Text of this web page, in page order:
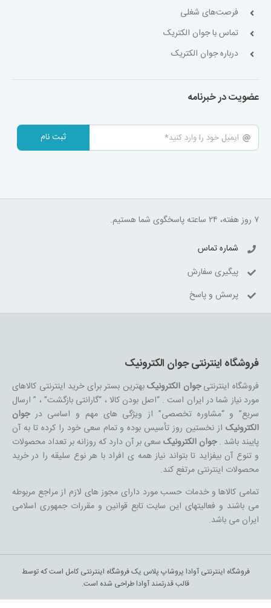
فرصت‌های شغلی
تماس با جوان الکتریک
درباره جوان الکتریک
عضویت در خبرنامه
ثبت نام
۷ روز هفته، ۲۴ ساعته پاسخگوی شما هستیم.
شماره تماس
پیگیری سفارش
پرسش و پاسخ
فروشگاه اینترنتی جوان الکترونیک
فروشگاه اینترنتیجوان الکترونیکبهترین بستر برای خرید اینترنتی کالاهای
مورد نیاز شما در ایران است . “اصل بودن کالا ، “گارانتی بازگشت” ، ” ارسال
سریع” و “مشاوره تخصصی” از ویژگی های مهم و اساسی درجوان
الکترونیکاز نخستین روز تأسیس بوده و تمام سعی خود را کرده تا به آن
پایبند باشد .جوان الکترونیکسعی بر آن دارد که روزانه بر تعداد محصولات
و تنوع آن بیفزاید تا بتواند نیاز همه ی افراد با هر نوع سلیقه را در خرید
محصولات اینترنتی مرتفع کند.
تمامی کالاها و خدمات حسب مورد دارای مجوز های لازم از مراجع مربوطه
می باشند و فعالیتهای این سایت تابع قوانین و مقررات جمهوری اسلامی
ایران می باشد.
فروشگاه اینترنتی آوادا پروشاپ پلاس یک فروشگاه اینترنتی کامل است که توسط
قالب قدرتمند آوادا طراحی شده است.